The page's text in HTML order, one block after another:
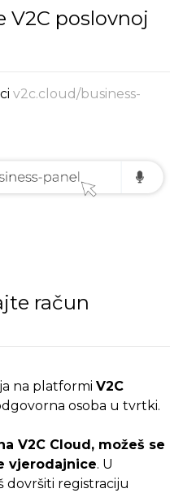
V2C poslovnoj
v2c.cloud/business-
račun
na platformi V2C
osoba u tvrtki.
V2C Cloud, možeš se
vjerodajnice. U
registraciju